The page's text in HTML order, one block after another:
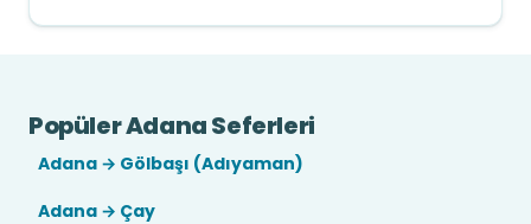
Popüler Adana Seferleri
Adana → Gölbaşı (Adıyaman)
Adana → Çay